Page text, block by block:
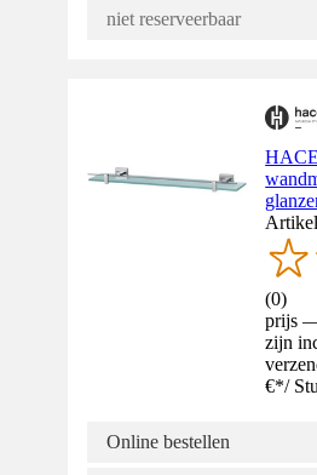
niet reserveerbaar
(0)
prijs
zijn
€*/
Online bestellen